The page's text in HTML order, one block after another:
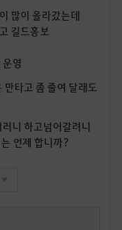
많이 올라갔는데
길드홍보
영
타고 좀 줄여 달래도
니 하고넘어갈려니
언제 합니까?